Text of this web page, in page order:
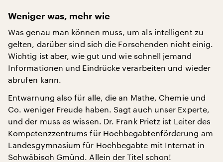
Weniger was, mehr wie
Was genau man können muss, um als intelligent zu
gelten, darüber sind sich die Forschenden nicht einig.
Wichtig ist aber, wie gut und wie schnell jemand
Informationen und Eindrücke verarbeiten und wieder
abrufen kann.
Entwarnung also für alle, die an Mathe, Chemie und
Co. weniger Freude haben. Sagt auch unser Experte,
und der muss es wissen. Dr. Frank Prietz ist Leiter des
Kompetenzzentrums für Hochbegabtenförderung am
Landesgymnasium für Hochbegabte mit Internat in
Schwäbisch Gmünd. Allein der Titel schon!